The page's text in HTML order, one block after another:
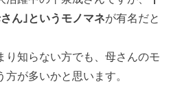
ん｣というモノマネが有名だと
り知らない方でも、母さんのモ
方が多いかと思います。